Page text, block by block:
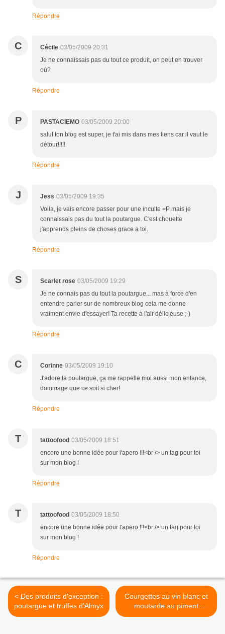
Répondre
C Cécile 03/05/2009 20:31
Je ne connaissais pas du tout ce produit, on peut en trouver
où?
Répondre
P PASTACIEMO 03/05/2009 20:00
salut ton blog est super, je t'ai mis dans mes liens car il vaut le
détour!!!!!
Répondre
J Jess 03/05/2009 19:35
Voila, je vais encore passer pour une inculte =P mais je
connaissais pas du tout la poutargue. C'est chouette
j'apprends pleins de choses grace a toi.
Répondre
S Scarlet rose 03/05/2009 19:29
Je ne connais pas du tout la poutargue... mas à force d'en
entendre parler sur de nombreux blog cela me donne
vraiment envie d'essayer! Ta recette à l'air délicieuse ;-)
Répondre
C Corinne 03/05/2009 19:10
J'adore la poutargue, ça me rappelle moi aussi mon enfance,
dommage que ce soit si cher!
Répondre
T tattoofood 03/05/2009 18:51
encore une bonne idée pour l'apero !!!<br /> un tag pour toi
sur mon blog !
Répondre
T tattoofood 03/05/2009 18:50
encore une bonne idée pour l'apero !!!<br /> un tag pour toi
sur mon blog !
Répondre
< Des produits d'exception :
poutargue et truffes d'Almyx
Courgettes au vin blanc et
moutarde au piment
d'Espelette >